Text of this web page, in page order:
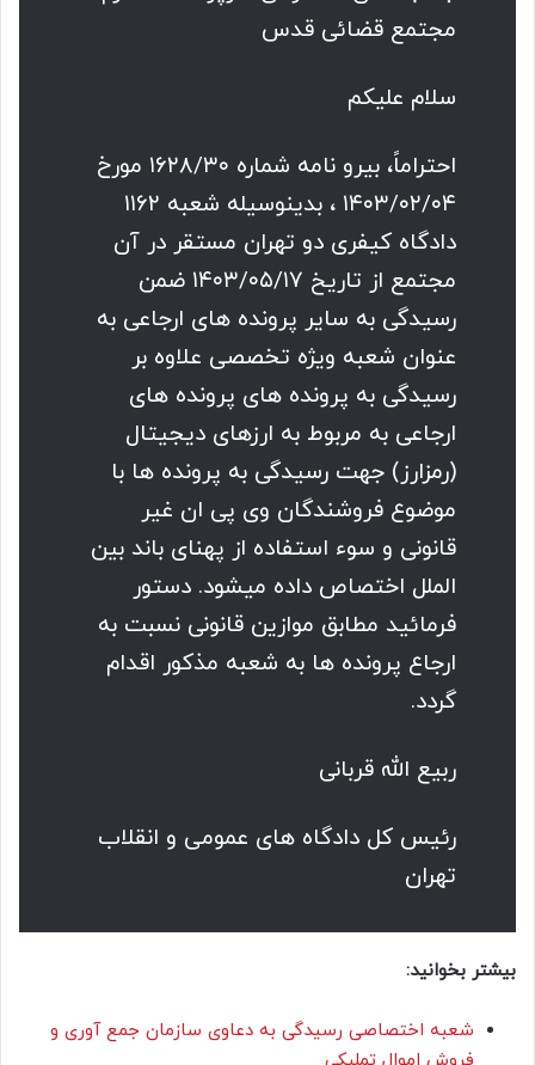
مجتمع قضائی قدس
سلام علیکم
احتراماً، بیرو نامه شماره ۱۶۲۸/۳۰ مورخ
۱۴۰۳/۰۲/۰۴ ، بدینوسیله شعبه ۱۱۶۲
دادگاه کیفری دو تهران مستقر در آن
مجتمع از تاریخ ۱۴۰۳/۰۵/۱۷ ضمن
رسیدگی به سایر پرونده های ارجاعی به
عنوان شعبه ویژه تخصصی علاوه بر
رسیدگی به پرونده های پرونده های
ارجاعی به مربوط به ارزهای دیجیتال
(رمزارز) جهت رسیدگی به پرونده ها با
موضوع فروشندگان وی پی ان غیر
قانونی و سوء استفاده از پهنای باند بین
الملل اختصاص داده میشود. دستور
فرمائید مطابق موازین قانونی نسبت به
ارجاع پرونده ها به شعبه مذکور اقدام
گردد.
ربیع الله قربانی
رئیس کل دادگاه های عمومی و انقلاب
تهران
بیشتر بخوانید:
شعبه اختصاصی رسیدگی به دعاوی سازمان جمع آوری و